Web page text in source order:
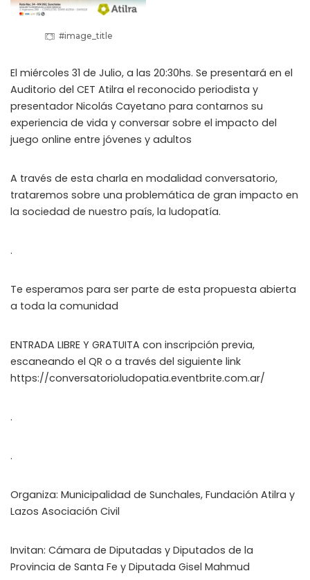
#image_title
El miércoles 31 de Julio, a las 20:30hs. Se presentará en el
Auditorio del CET Atilra el reconocido periodista y
presentador Nicolás Cayetano para contarnos su
experiencia de vida y conversar sobre el impacto del
juego online entre jóvenes y adultos
A través de esta charla en modalidad conversatorio,
trataremos sobre una problemática de gran impacto en
la sociedad de nuestro país, la ludopatía.
.
Te esperamos para ser parte de esta propuesta abierta
a toda la comunidad
ENTRADA LIBRE Y GRATUITA con inscripción previa,
escaneando el QR o a través del siguiente link
https://conversatorioludopatia.eventbrite.com.ar/
.
.
Organiza: Municipalidad de Sunchales, Fundación Atilra y
Lazos Asociación Civil
Invitan: Cámara de Diputadas y Diputados de la
Provincia de Santa Fe y Diputada Gisel Mahmud